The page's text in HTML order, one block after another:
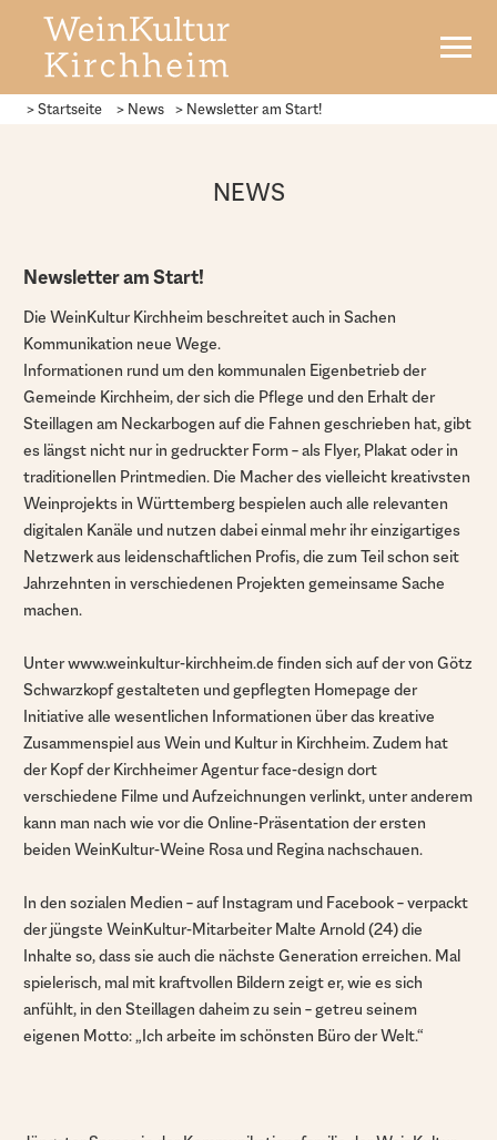
> Startseite > News > Newsletter am Start!
NEWS
Newsletter am Start!
Die WeinKultur Kirchheim beschreitet auch in Sachen
Kommunikation neue Wege.
Informationen rund um den kommunalen Eigenbetrieb der
Gemeinde Kirchheim, der sich die Pflege und den Erhalt der
Steillagen am Neckarbogen auf die Fahnen geschrieben hat, gibt
es längst nicht nur in gedruckter Form – als Flyer, Plakat oder in
traditionellen Printmedien. Die Macher des vielleicht kreativsten
Weinprojekts in Württemberg bespielen auch alle relevanten
digitalen Kanäle und nutzen dabei einmal mehr ihr einzigartiges
Netzwerk aus leidenschaftlichen Profis, die zum Teil schon seit
Jahrzehnten in verschiedenen Projekten gemeinsame Sache
machen.
Unter www.weinkultur-kirchheim.de finden sich auf der von Götz
Schwarzkopf gestalteten und gepflegten Homepage der
Initiative alle wesentlichen Informationen über das kreative
Zusammenspiel aus Wein und Kultur in Kirchheim. Zudem hat
der Kopf der Kirchheimer Agentur face-design dort
verschiedene Filme und Aufzeichnungen verlinkt, unter anderem
kann man nach wie vor die Online-Präsentation der ersten
beiden WeinKultur-Weine Rosa und Regina nachschauen.
In den sozialen Medien – auf Instagram und Facebook – verpackt
der jüngste WeinKultur-Mitarbeiter Malte Arnold (24) die
Inhalte so, dass sie auch die nächste Generation erreichen. Mal
spielerisch, mal mit kraftvollen Bildern zeigt er, wie es sich
anfühlt, in den Steillagen daheim zu sein – getreu seinem
eigenen Motto: „Ich arbeite im schönsten Büro der Welt.“